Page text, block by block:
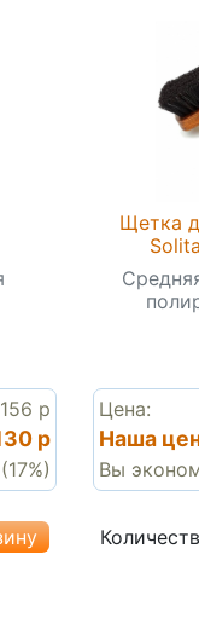
156 р
р
Щетка
Цена:
Наша
Вы